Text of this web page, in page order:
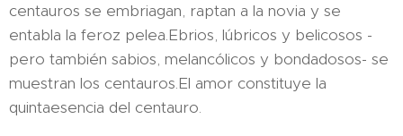
centauros se embriagan, raptan a la novia y se
entabla la feroz pelea.Ebrios, lúbricos y belicosos -
pero también sabios, melancólicos y bondadosos- se
muestran los centauros.El amor constituye la
quintaesencia del centauro.